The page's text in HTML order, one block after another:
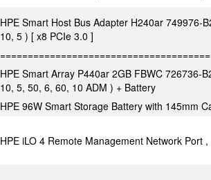
HPE Smart Host Bus Adapter H240ar 749976-
10, 5 ) [ x8 PCIe 3.0 ]
HPE Smart Array P440ar 2GB FBWC 726736-
10, 5, 50, 6, 60, 10 ADM ) + Battery
HPE 96W Smart Storage Battery with 145mm
HPE iLO 4 Remote Management Network Port